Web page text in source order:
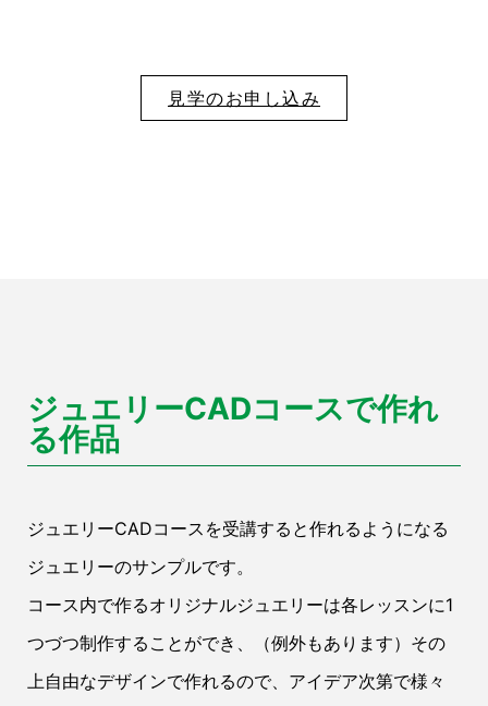
見学のお申し込み
ジュエリーCADコースで作れ
る作品
ジュエリーCADコースを受講すると作れるようになる
ジュエリーのサンプルです。
コース内で作るオリジナルジュエリーは各レッスンに1
つづつ制作することができ、（例外もあります）その
上自由なデザインで作れるので、アイデア次第で様々